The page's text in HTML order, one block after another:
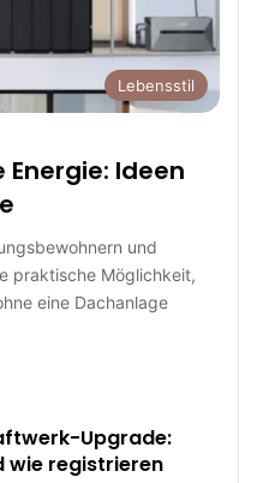
Lebensstil
Energie: Ideen
und
praktische Möglichkeit,
eine Dachanlage
Upgrade:
wie registrieren